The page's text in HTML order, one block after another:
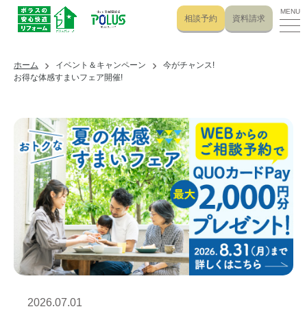
相談予約 資料請求
MENU
ホーム イベント＆キャンペーン
今がチャンス!
お得な体感すまいフェア開催!
2026.07.01